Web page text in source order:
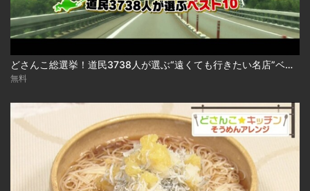
どさんこ総選挙！道民3738人が選ぶ“遠くても行きたい名店”ベスト10 2026-08-06
無料